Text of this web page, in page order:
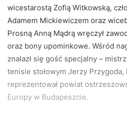
wicestarostą Zofią Witkowską,
Adamem Mickiewiczem oraz
Prosną Anną Mądrą wręczył
oraz bony upominkowe. Wśród
znalazł się gość specjalny –
tenisie stołowym Jerzy
reprezentował powiat
Europy w Budapeszcie.